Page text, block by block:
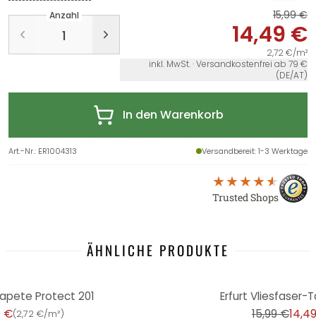
Anzahl 15,99 €
14,49 €
2,72 €/m²
inkl. MwSt. · Versandkostenfrei ab 79 €
(DE/AT)
In den Warenkorb
Art.-Nr.: ER1004313 Versandbereit: 1-3 Werktage
Trusted Shops
ÄHNLICHE PRODUKTE
Protect 201
€(2,72 €/m²)
Erfurt Vliesfaser-
15,99 €